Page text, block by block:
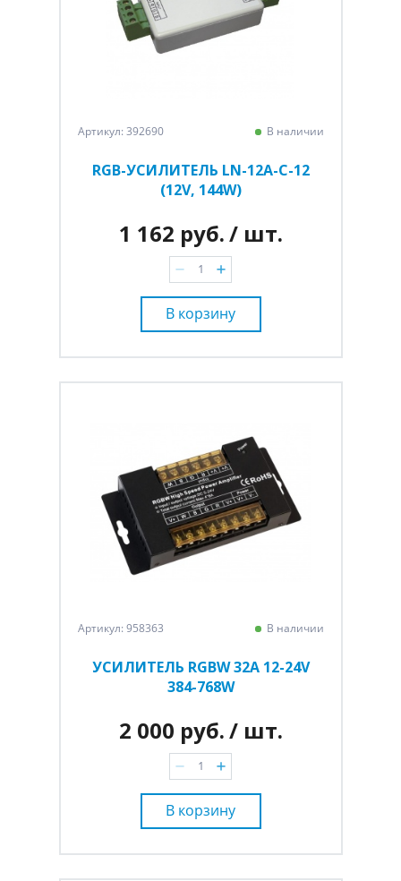
Артикул: 392690 В наличии
RGB-УСИЛИТЕЛЬ LN-12A-C-12
(12V, 144W)
1 162 руб./ шт.
В корзину
Артикул: 958363 В наличии
УСИЛИТЕЛЬ RGBW 32A 12-24V
384-768W
2 000 руб./ шт.
В корзину